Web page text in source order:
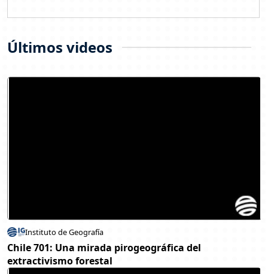
Últimos videos
Instituto de Geografía
Chile 701: Una mirada pirogeográfica del
extractivismo forestal